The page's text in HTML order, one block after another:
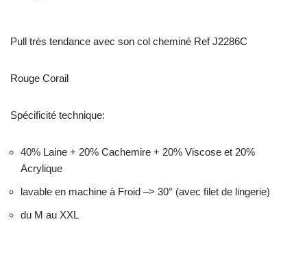
Pull très tendance avec son col cheminé Ref J2286C
Rouge Corail
Spécificité technique:
40% Laine + 20% Cachemire + 20% Viscose et 20%
Acrylique
lavable en machine à Froid –> 30° (avec filet de lingerie)
du M au XXL